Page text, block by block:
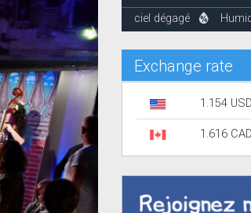
ciel dégagé
Exchange rate
1.154 USD
1.616 CAD